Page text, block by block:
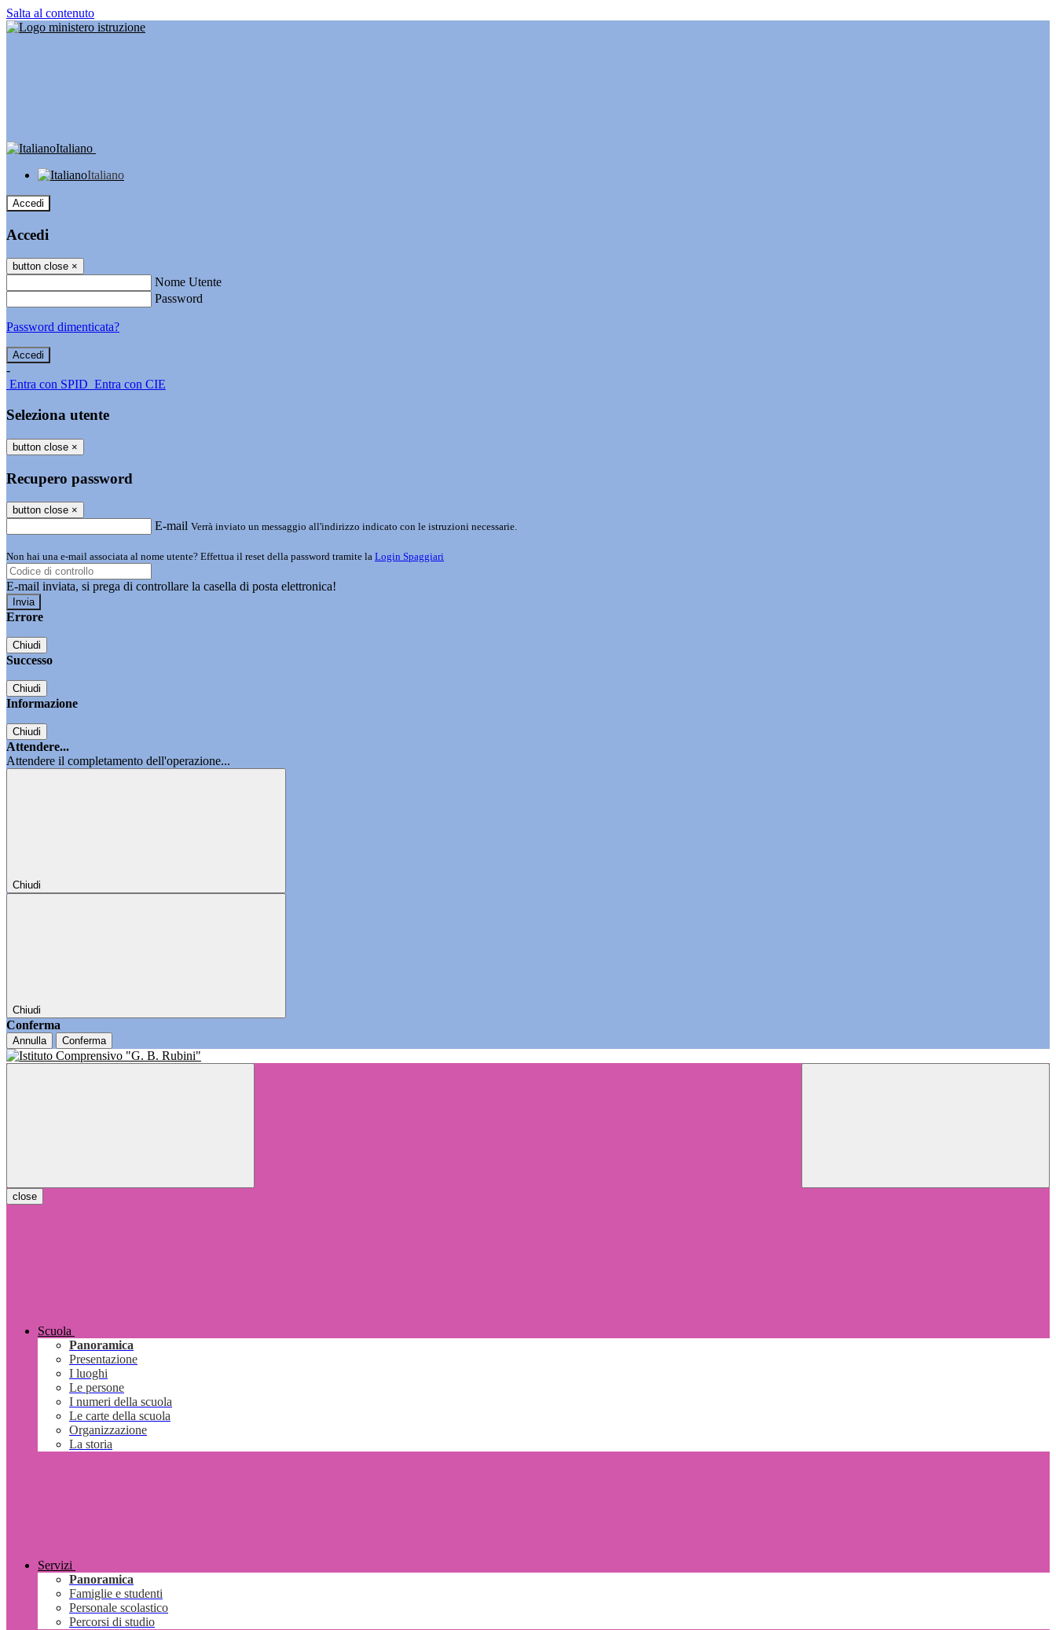
Salta al contenuto
Italiano
Italiano
Accedi
Accedi
button close ×
Nome Utente
Password
Password dimenticata?
-
Entra con SPID Entra con CIE
Seleziona utente
button close ×
Recupero password
button close ×
E-mail Verrà inviato un messaggio all'indirizzo indicato con le istruzioni necessarie.
Non hai una e-mail associata al nome utente? Effettua il reset della password tramite la Login Spaggiari
E-mail inviata, si prega di controllare la casella di posta elettronica!
Errore
Chiudi
Successo
Chiudi
Informazione
Chiudi
Attendere...
Attendere il completamento dell'operazione...
Chiudi
Chiudi
Conferma
Annulla Conferma
close
Scuola
Panoramica
Presentazione
I luoghi
Le persone
I numeri della scuola
Le carte della scuola
Organizzazione
La storia
Servizi
Panoramica
Famiglie e studenti
Personale scolastico
Percorsi di studio